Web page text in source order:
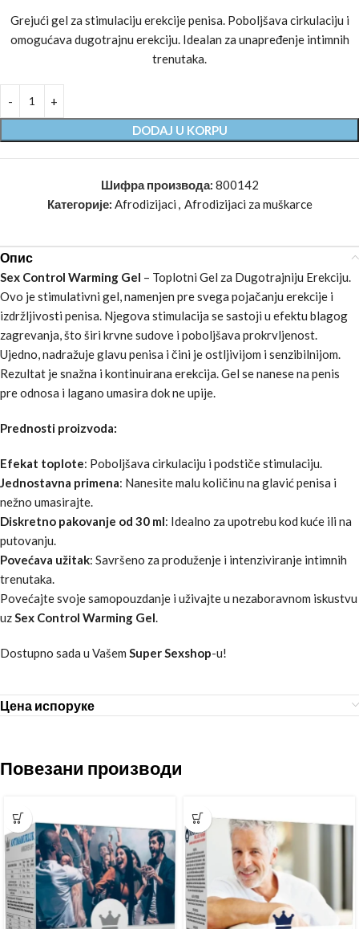
Grejući gel za stimulaciju erekcije penisa. Poboljšava cirkulaciju i
omogućava dugotrajnu erekciju. Idealan za unapređenje intimnih
trenutaka.
DODAJ U KORPU
Шифра производа: 800142
Категорије: Afrodizijaci , Afrodizijaci za muškarce
Опис
Sex Control Warming Gel – Toplotni Gel za Dugotrajniju Erekciju.
Ovo je stimulativni gel, namenjen pre svega pojačanju erekcije i
izdržljivosti penisa. Njegova stimulacija se sastoji u efektu blagog
zagrevanja, što širi krvne sudove i poboljšava prokrvljenost.
Ujedno, nadražuje glavu penisa i čini je ostljivijom i senzibilnijom.
Rezultat je snažna i kontinuirana erekcija. Gel se nanese na penis
pre odnosa i lagano umasira dok ne upije.
Prednosti proizvoda:
Efekat toplote: Poboljšava cirkulaciju i podstiče stimulaciju.
Jednostavna primena: Nanesite malu količinu na glavić penisa i
nežno umasirajte.
Diskretno pakovanje od 30 ml: Idealno za upotrebu kod kuće ili na
putovanju.
Povećava užitak: Savršeno za produženje i intenziviranje intimnih
trenutaka.
Povećajte svoje samopouzdanje i uživajte u nezaboravnom iskustvu
uzSex Control Warming Gel.
Dostupno sada u Vašem Super Sexshop-u!
Цена испоруке
Повезани производи